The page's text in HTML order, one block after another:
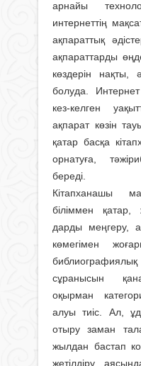
арнайы
интернеттің
ақпараттық
ақпараттарды
көздерін нақты,
болуда. Интернет
кез-келген
ақпарат көзін
қатар басқа
орнатуға,
береді.
Кітапханашы
біліммен
дарды меңгеру,
көмегімен
сұранысын
оқырман
алуы тиіс. Ал,
отыру заман
жыл­дан бастап
жетілдіру